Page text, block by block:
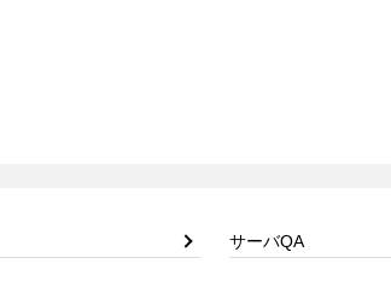
サーバQA